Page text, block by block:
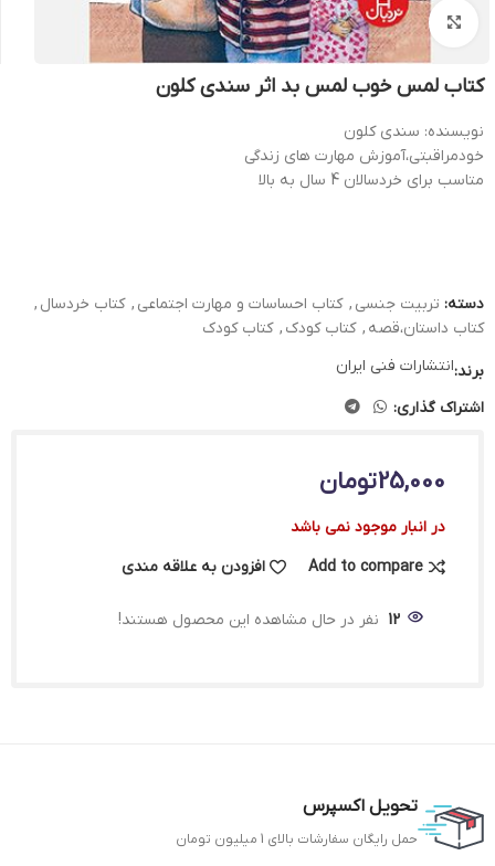
بزرگنمایی تصویر
کتاب لمس خوب لمس بد اثر سندی کلون
نویسنده: سندی کلون
خودمراقبتی،آموزش مهارت های زندگی
متاسب برای خردسالان 4 سال به بالا
دسته: تربیت جنسی , کتاب احساسات و مهارت اجتماعی , کتاب خردسال ,
کتاب داستان،قصه , کتاب کودک , کتاب کودک
برند:انتشارات فنی ایران
اشتراک گذاری:
25,000تومان
در انبار موجود نمی باشد
Add to compare
افزودن به علاقه مندی
12 نفر در حال مشاهده این محصول هستند!
تحویل اکسپرس
حمل رایگان سفارشات بالای 1 میلیون تومان